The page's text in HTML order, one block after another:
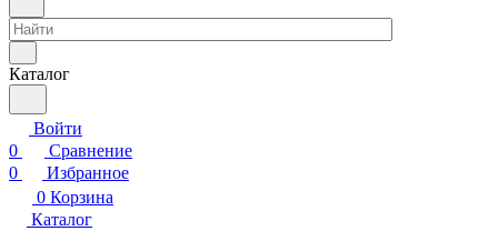
Каталог
Войти
0
Сравнение
0
Избранное
0 Корзина
Каталог